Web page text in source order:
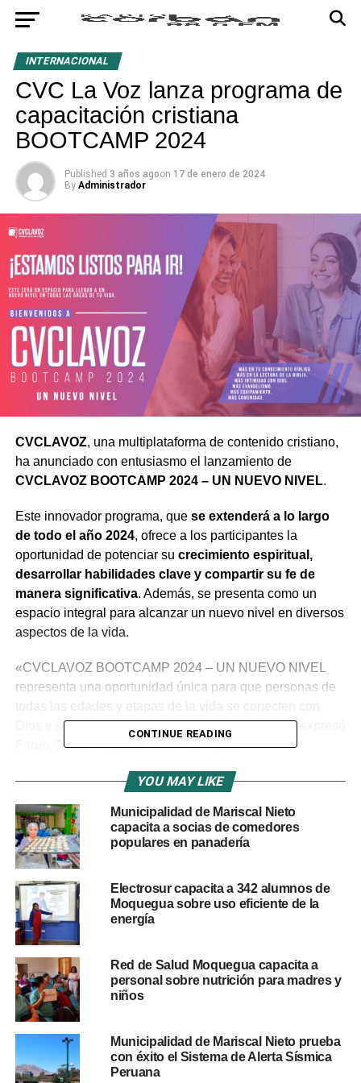
INTERNACIONAL
CVC La Voz lanza programa de
capacitación cristiana
BOOTCAMP 2024
Published 3 años agoon 17 de enero de 2024
By Administrador
CVCLAVOZ, una multiplataforma de contenido cristiano,
ha anunciado con entusiasmo el lanzamiento de
CVCLAVOZ BOOTCAMP 2024 – UN NUEVO NIVEL.
Este innovador programa, quese extenderá a lo largo
de todo el año 2024, ofrece a los participantes la
oportunidad de potenciar su crecimiento espiritual,
desarrollar habilidades clave y compartir su fe de
manera significativa. Además, se presenta como un
espacio integral para alcanzar un nuevo nivel en diversos
aspectos de la vida.
«CVCLAVOZ BOOTCAMP 2024 – UN NUEVO NIVEL
representa una oportunidad única para que personas de
Dios y sean equipadas para vivir una vida de fe», expresó
Fabio Criales, director de CVCLAVOZ.
«Estamos
comprometidos en
brindar un contenido
relevante y
transformador que
impulsará a los
participantes a
fortalecer su intimidad
con Dios, expandir su
conocimiento bíblico,
compartir su fe de
CONTINUE READING
YOU MAY LIKE
Municipalidad de Mariscal Nieto
capacita a socias de comedores
populares en panadería
Electrosur capacita a 342 alumnos de
Moquegua sobre uso eficiente de la
energía
Red de Salud Moquegua capacita a
personal sobre nutrición para madres y
niños
Municipalidad de Mariscal Nieto prueba
con éxito el Sistema de Alerta Sísmica
Peruana